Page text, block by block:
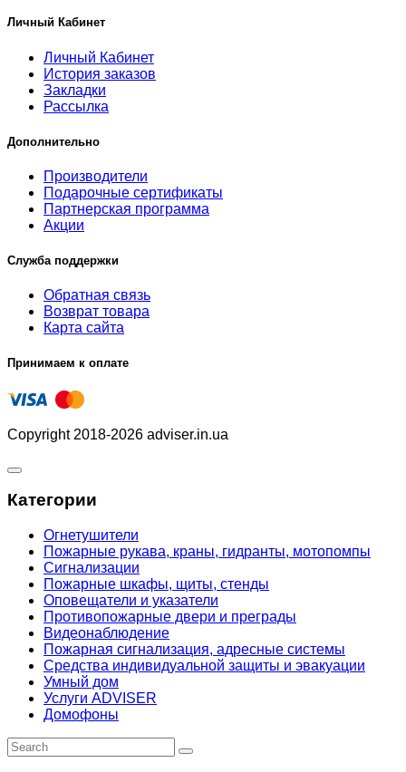
Личный Кабинет
Личный Кабинет
История заказов
Закладки
Рассылка
Дополнительно
Производители
Подарочные сертификаты
Партнерская программа
Акции
Служба поддержки
Обратная связь
Возврат товара
Карта сайта
Принимаем к оплате
Copyright 2018-2026 adviser.in.ua
Категории
Огнетушители
Пожарные рукава, краны, гидранты, мотопомпы
Сигнализации
Пожарные шкафы, щиты, стенды
Оповещатели и указатели
Противопожарные двери и преграды
Видеонаблюдение
Пожарная сигнализация, адресные системы
Средства индивидуальной защиты и эвакуации
Умный дом
Услуги ADVISER
Домофоны